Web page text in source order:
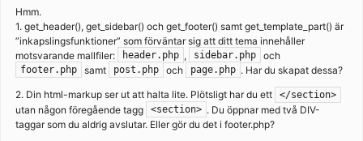
Hmm.
1. get_header(), get_sidebar() och get_footer() samt get_template_part() är
”inkapslingsfunktioner” som förväntar sig att ditt tema innehåller
motsvarande mallfiler:
header.php , sidebar.php och
footer.php samt post.php och page.php . Har du skapat dessa?
2. Din html-markup ser ut att halta lite. Plötsligt har du ett </section>
utan någon föregående tagg <section> . Du öppnar med två DIV-
taggar som du aldrig avslutar. Eller gör du det i footer.php?